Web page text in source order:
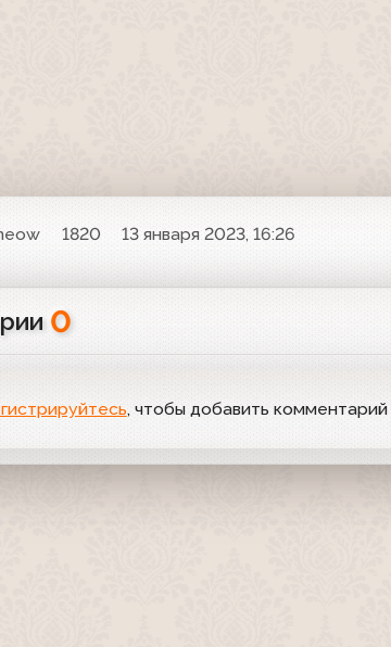
1820
13 января 2023, 16:26
0
, чтобы добавить комментарий